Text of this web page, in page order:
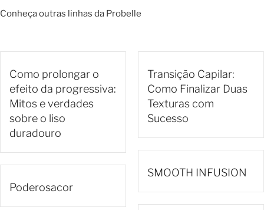
Conheça outras linhas da Probelle
Como prolongar o
efeito da progressiva:
Mitos e verdades
sobre o liso
duradouro
Transição Capilar:
Como Finalizar Duas
Texturas com
Sucesso
SMOOTH INFUSION
Poderosacor